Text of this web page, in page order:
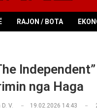
RAJON / BOTA
nga Haga
D. V. 19.02.2026 14:43